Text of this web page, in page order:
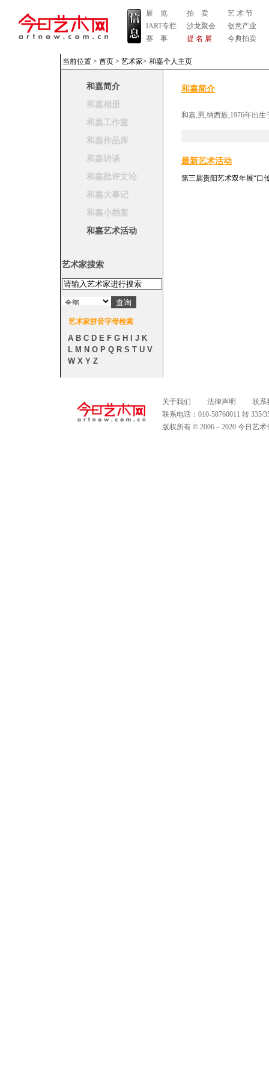
展 览
IART专栏
赛 事
拍 卖
沙龙聚会
提 名 展
艺 术 节
创意产业
今典拍卖
当前位置 > 首页 > 艺术家> 和嘉个人主页
和嘉简介
和嘉相册
和嘉工作室
和嘉作品库
和嘉访谈
和嘉批评文论
和嘉大事记
和嘉小档案
和嘉艺术活动
艺术家搜索
艺术家拼音字母检索
A B C D E F G H J K
L M N O P Q R S T U V
W X Y Z
和嘉简介
和嘉,男,纳西族,1976年出
最新艺术活动
第三届贵阳艺术双年展“口
关于我们 法律声明
联系
联系电话：010-58760011 转
版权所有 © 2006－2020 今日艺